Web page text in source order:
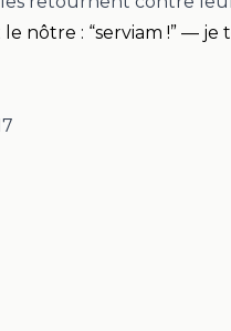
nôtre : “serviam !” — je